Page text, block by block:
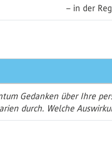
– in der
Gedanken über Ihre
durch. Welche